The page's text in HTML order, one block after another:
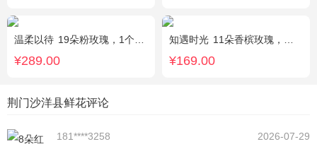
温柔以待 19朵粉玫瑰，1个粉色绣球，1枝多头白百合，桔梗、满天星、绿叶搭配
¥289.00
知遇时光 11朵香槟玫瑰，白桔梗、尤加利、满天星间插
¥169.00
荆门沙洋县鲜花评论
181****3258
2026-07-29